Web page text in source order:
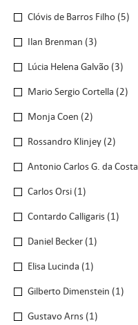
Autores
Clóvis de Barros Filho (5)
Ilan Brenman (3)
Lúcia Helena Galvão (3)
Mario Sergio Cortella (2)
Monja Coen (2)
Rossandro Klinjey (2)
Antonio Carlos G. da Costa
Carlos Orsi (1)
Contardo Calligaris (1)
Daniel Becker (1)
Elisa Lucinda (1)
Gilberto Dimenstein (1)
Gustavo Arns (1)